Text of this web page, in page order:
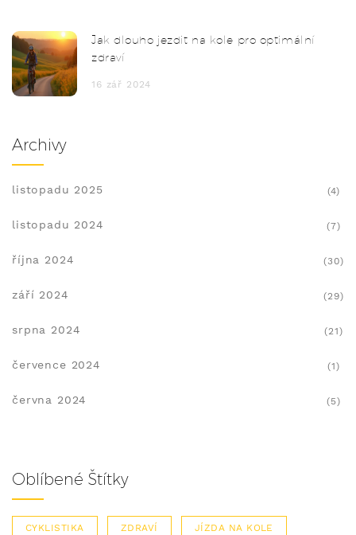
Jak dlouho jezdit na kole pro optimální
zdraví
16 zář 2024
Archivy
listopadu 2025 (4)
listopadu 2024 (7)
října 2024 (30)
září 2024 (29)
srpna 2024 (21)
července 2024 (1)
června 2024 (5)
Oblíbené Štítky
CYKLISTIKA ZDRAVÍ JÍZDA NA KOLE